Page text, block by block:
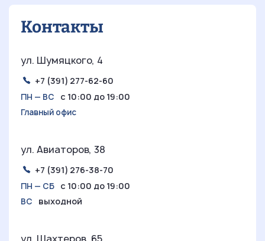
Контакты
ул. Шумяцкого, 4
+7 (391) 277-62-60
ПН — ВС с 10:00 до 19:00
Главный офис
ул. Авиаторов, 38
+7 (391) 276-38-70
ПН — СБ с 10:00 до 19:00
ВС выходной